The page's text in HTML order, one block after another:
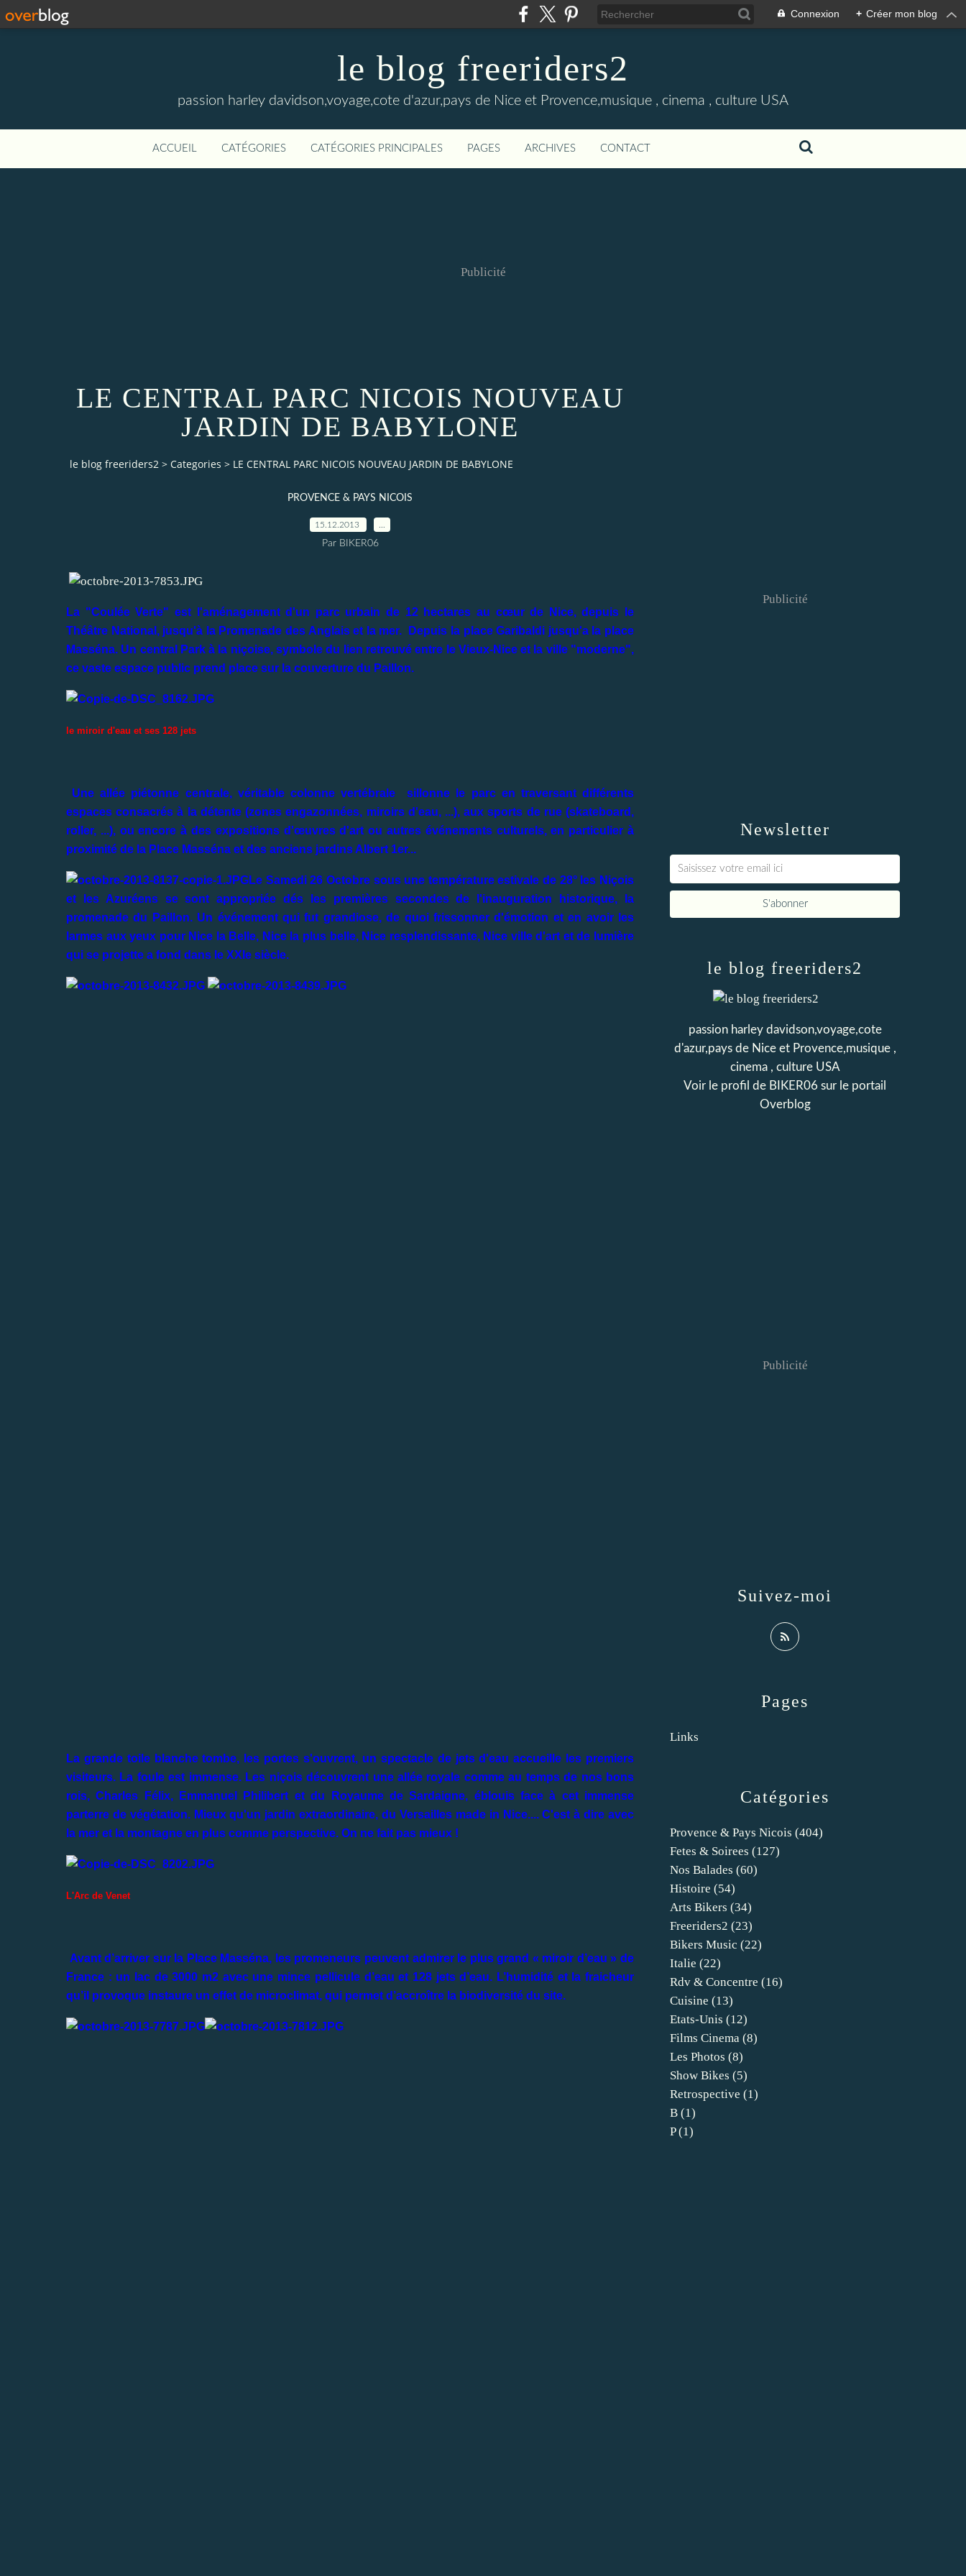
Connexion + Créer mon blog
le blog freeriders2
passion harley davidson,voyage,cote d'azur,pays de Nice et Provence,musique , cinema , culture USA
ACCUEIL CATÉGORIES CATÉGORIES PRINCIPALES PAGES ARCHIVES CONTACT
Publicité
LE CENTRAL PARC NICOIS NOUVEAU
JARDIN DE BABYLONE
le blog freeriders2 > Categories > LE CENTRAL PARC NICOIS NOUVEAU JARDIN DE BABYLONE
PROVENCE & PAYS NICOIS
15.12.2013
Par BIKER06
La "Coulée Verte" est l'aménagement d'un parc urbain de 12 hectares au cœur de Nice, depuis le
Théâtre National, jusqu'à la Promenade des Anglais et la mer. Depuis la place Garibaldi jusqu'a la place
Masséna. Un central Park à la niçoise, symbole du lien retrouvé entre le Vieux-Nice et la ville "moderne",
ce vaste espace public prend place sur la couverture du Paillon.
le miroir d'eau et ses 128 jets
Une allée piétonne centrale, véritable colonne vertébrale sillonne le parc en traversant différents
espaces consacrés à la détente (zones engazonnées, miroirs d'eau, ...), aux sports de rue (skateboard,
roller, ...), ou encore à des expositions d'œuvres d'art ou autres événements culturels, en particulier à
proximité de la Place Masséna et des anciens jardins Albert 1er...
Le Samedi 26 Octobre sous une température estivale de 28° les Niçois
et les Azuréens se sont appropriée dés les premières secondes de l'inauguration historique, la
promenade du Paillon. Un événement qui fut grandiose, de quoi frissonner d'émotion et en avoir les
larmes aux yeux pour Nice la Belle, Nice la plus belle, Nice resplendissante, Nice ville d'art et de lumière
qui se projette a fond dans le XXIe siècle.
La grande toile blanche tombe, les portes s'ouvrent, un spectacle de jets d'eau accueille les premiers
visiteurs. La foule est immense. Les niçois découvrent une allée royale comme au temps de nos bons
rois, Charles Félix, Emmanuel Philibert et du Royaume de Sardaigne, éblouis face à cet immense
parterre de végétation. Mieux qu'un jardin extraordinaire, du Versailles made in Nice.... C'est à dire avec
la mer et la montagne en plus comme perspective. On ne fait pas mieux !
L'Arc de Venet
Avant d’arriver sur la Place Masséna, les promeneurs peuvent admirer le plus grand « miroir d’eau » de
France : un lac de 3000 m2 avec une mince pellicule d’eau et 128 jets d’eau. L’humidité et la fraicheur
qu’il provoque instaure un effet de microclimat, qui permet d’accroître la biodiversité du site.
Newsletter
Publicité
Catégories
Provence & Pays Nicois (404)
Fetes & Soirees (127)
Nos Balades (60)
Histoire (54)
Arts Bikers (34)
Freeriders2 (23)
Bikers Music (22)
Italie (22)
Rdv & Concentre (16)
Cuisine (13)
Etats-Unis (12)
Films Cinema (8)
Les Photos (8)
Show Bikes (5)
Retrospective (1)
B (1)
P(1)
Pages
Links
le blog freeriders2
passion harley davidson,voyage,cote
d'azur,pays de Nice et Provence,musique ,
cinema , culture USA
Voir le profil de BIKER06 sur le portail
Overblog
Suivez-moi
Publicité